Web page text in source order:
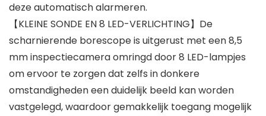
deze automatisch alarmeren.
【KLEINE SONDE EN 8 LED-VERLICHTING】De
scharnierende borescope is uitgerust met een 8,5
mm inspectiecamera omringd door 8 LED-lampjes
om ervoor te zorgen dat zelfs in donkere
omstandigheden een duidelijk beeld kan worden
vastgelegd, waardoor gemakkelijk toegang mogelijk